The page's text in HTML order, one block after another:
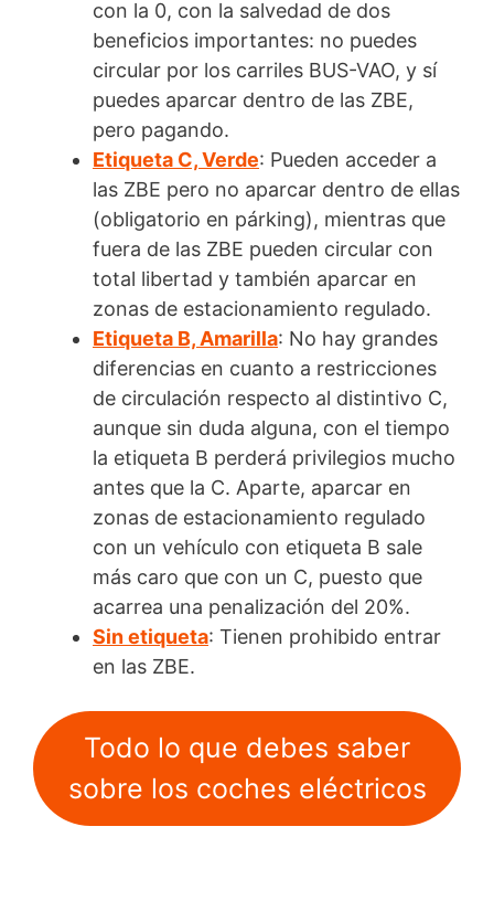
con la 0, con la salvedad de dos
beneficios importantes: no puedes
circular por los carriles BUS-VAO, y sí
puedes aparcar dentro de las ZBE,
pero pagando.
Etiqueta C, Verde: Pueden acceder a
las ZBE pero no aparcar dentro de ellas
(obligatorio en párking), mientras que
fuera de las ZBE pueden circular con
total libertad y también aparcar en
zonas de estacionamiento regulado.
Etiqueta B, Amarilla: No hay grandes
diferencias en cuanto a restricciones
de circulación respecto al distintivo C,
aunque sin duda alguna, con el tiempo
la etiqueta B perderá privilegios mucho
antes que la C. Aparte, aparcar en
zonas de estacionamiento regulado
con un vehículo con etiqueta B sale
más caro que con un C, puesto que
acarrea una penalización del 20%.
Sin etiqueta: Tienen prohibido entrar
en las ZBE.
Todo lo que debes saber
sobre los coches eléctricos